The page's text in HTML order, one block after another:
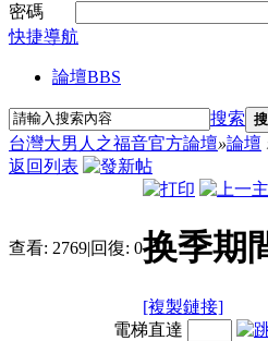
密碼
快捷導航
論壇BBS
搜索
台灣大男人之福音官方論壇»論壇
返回列表
查看: 2769|回復: 0换季期
[複製鏈接]
電梯直達